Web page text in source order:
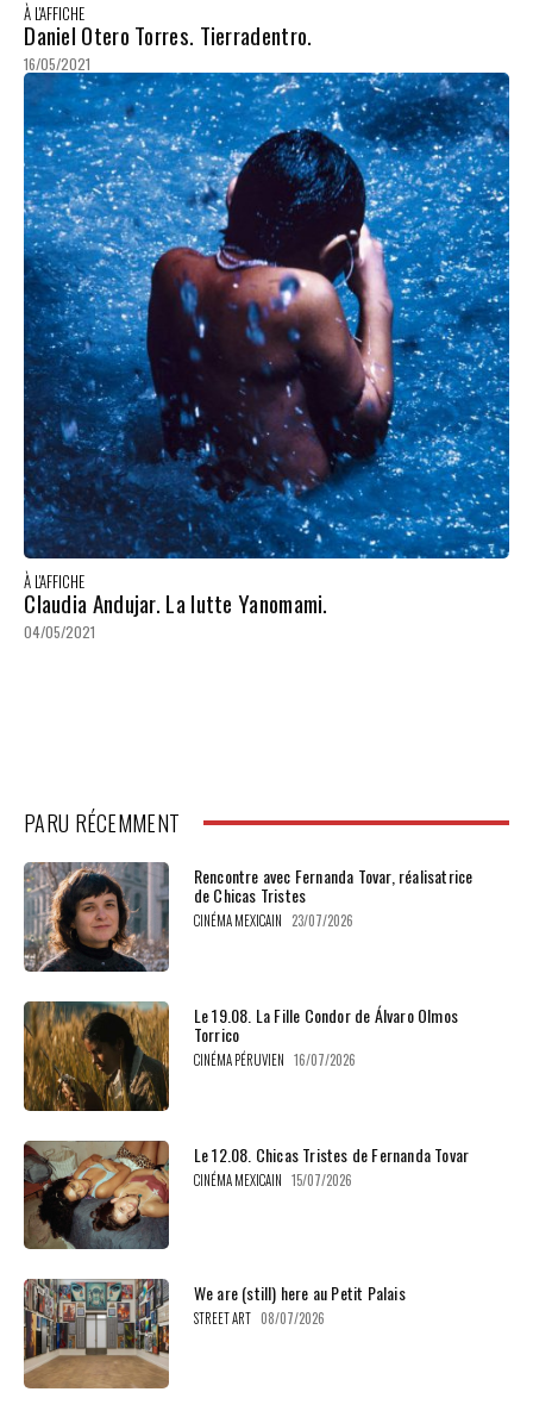
À L'AFFICHE
Daniel Otero Torres. Tierradentro.
16/05/2021
À L'AFFICHE
Claudia Andujar. La lutte Yanomami.
04/05/2021
PARU RÉCEMMENT
Rencontre avec Fernanda Tovar, réalisatrice
de Chicas Tristes
CINÉMA MEXICAIN 23/07/2026
Le 19.08. La Fille Condor de Álvaro Olmos
Torrico
CINÉMA PÉRUVIEN 16/07/2026
Le 12.08. Chicas Tristes de Fernanda Tovar
CINÉMA MEXICAIN 15/07/2026
We are (still) here au Petit Palais
STREET ART 08/07/2026